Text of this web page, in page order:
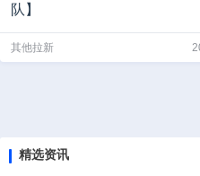
队】
其他拉新
精选资讯